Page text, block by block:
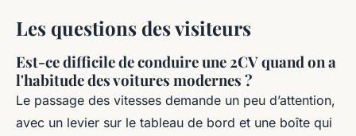
Les questions des visiteurs
Est-ce difficile de conduire une 2CV quand on a
l'habitude des voitures modernes ?
Le passage des vitesses demande un peu d’attention,
avec un levier sur le tableau de bord et une boîte qui